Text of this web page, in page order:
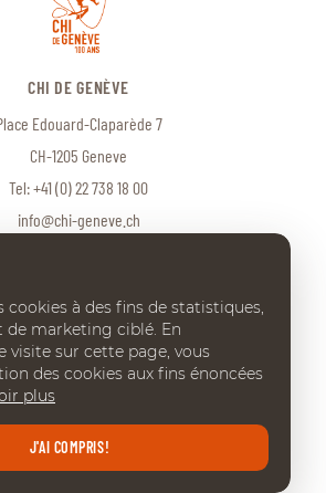
CHI DE GENÈVE
Edouard-Claparède 7
CH-1205 Geneve
Tel:+41 (0) 22 738 18 00
info@chi-geneve.ch
de Genève. Tous droits réservés
Artionet· Generated with IceCube2.Net
cookies à des fins de statistiques,
de marketing ciblé. En
visite sur cette page, vous
des cookies aux fins énoncées
plus
J'AI COMPRIS!